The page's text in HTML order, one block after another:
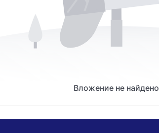
Вложение не найдено